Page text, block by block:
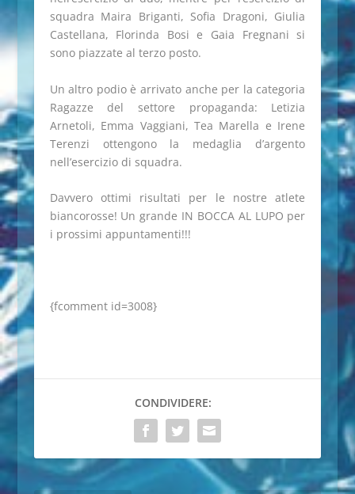
squadra Maira Briganti, Sofia Dragoni, Giulia
Castellana, Florinda Bosi e Gaia Fregnani si
sono piazzate al terzo posto.
Un altro podio è arrivato anche per la categoria
Ragazze del settore propaganda: Letizia
Arnetoli, Emma Vaggiani, Tea Marella e Irene
Terenzi ottengono la medaglia d’argento
nell’esercizio di squadra.
Davvero ottimi risultati per le nostre atlete
biancorosse! Un grande IN BOCCA AL LUPO per
i prossimi appuntamenti!!!
{fcomment id=3008}
CONDIVIDERE: